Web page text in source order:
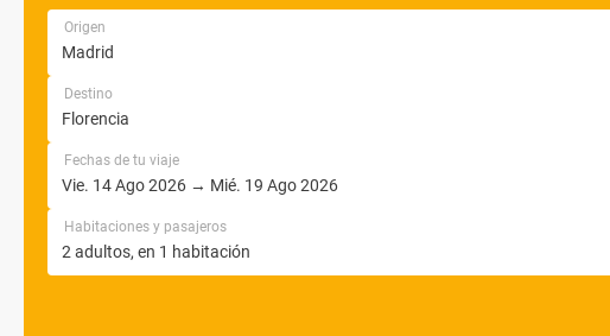
Origen
Destino
Fechas de tu viaje
Habitaciones y pasajeros